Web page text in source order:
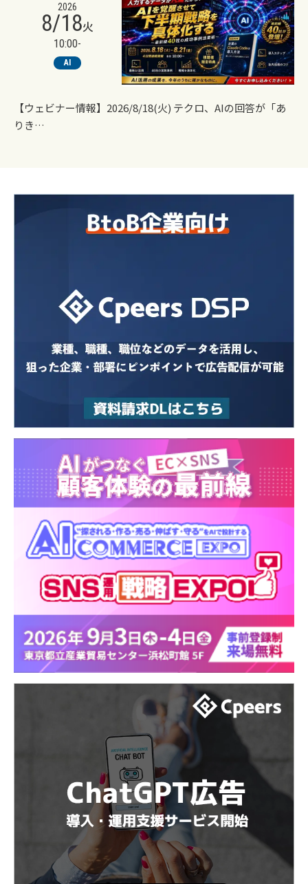
2026
8/18火
10:00-
AI
【ウェビナー情報】2026/8/18(火) テクロ、AIの回答が「あ
りき…